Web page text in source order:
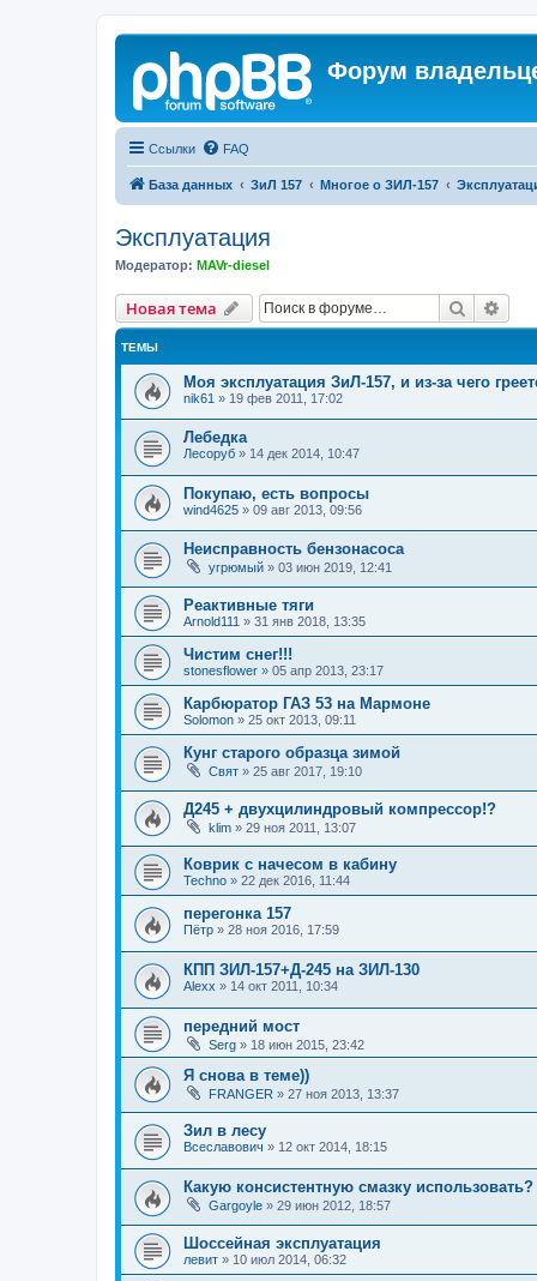
Форум
Ссылки FAQ
База данных ЗиЛ 157 Многое о ЗИЛ-157
Эксплуатация
Модератор: MAVr-diesel
Новая тема Поиск
ТЕМЫ
Моя эксплуатация ЗиЛ-157, и из-за чего
nik61 » 19 фев 2011, 17:02
Лебедка
Лесоруб » 14 дек 2014, 10:47
Покупаю, есть вопросы
wind4625 » 09 авг 2013, 09:56
Неисправность бензонасоса
угрюмый » 03 июн 2019, 12:41
Реактивные тяги
Arnold111 » 31 янв 2018, 13:35
Чистим снег!!!
stonesflower » 05 апр 2013, 23:17
Карбюратор ГАЗ 53 на Мармоне
Solomon » 25 окт 2013, 09:11
Кунг старого образца зимой
Свят » 25 авг 2017, 19:10
Д245 + двухцилиндровый компрессор!?
klim » 29 ноя 2011, 13:07
Коврик с начесом в кабину
Techno » 22 дек 2016, 11:44
перегонка 157
Пётр » 28 ноя 2016, 17:59
КПП ЗИЛ-157+Д-245 на ЗИЛ-130
Alexx » 14 окт 2011, 10:34
передний мост
Serg » 18 июн 2015, 23:42
Я снова в теме))
FRANGER » 27 ноя 2013, 13:37
Зил в лесу
Всеславович » 12 окт 2014, 18:15
Какую консистентную смазку использовать?
Gargoyle » 29 июн 2012, 18:57
Шоссейная эксплуатация
левит » 10 июл 2014, 06:32